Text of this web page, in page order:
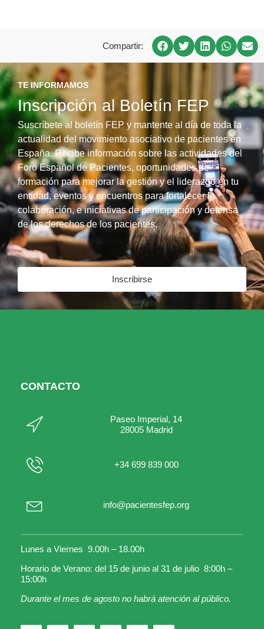
Compartir:
TE INFORMAMOS
Inscripción al Boletín FEP
Suscríbete al boletín FEP y mantente al día de toda la
actualidad del movimiento asociativo de pacientes en
España. Recibe información sobre las actividades del
Foro Español de Pacientes, oportunidades de
formación para mejorar la gestión y el liderazgo en tu
entidad, eventos y encuentros para fortalecer la
colaboración, e iniciativas de participación y defensa
de los derechos de los pacientes.
Inscribirse
CONTACTO
Paseo Imperial, 14
28005 Madrid
+34 699 839 000
info@pacientesfep.org
Lunes a Viernes 9.00h – 18.00h
Horario de Verano: del 15 de junio al 31 de julio 8:00h –
15:00h
Durante el mes de agosto no habrá atención al público.